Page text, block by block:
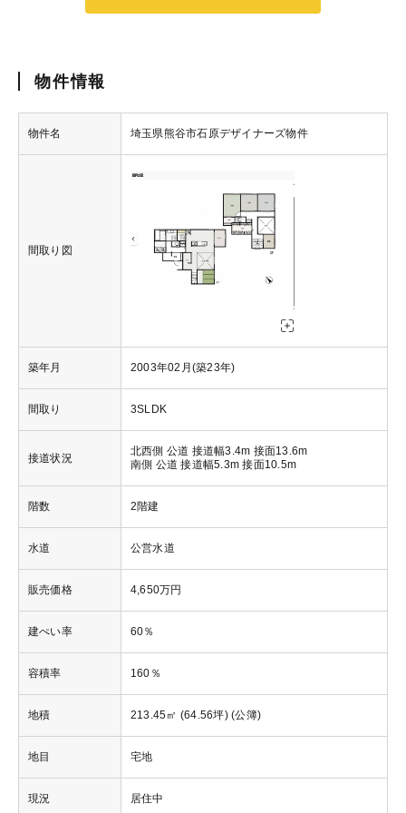
物件情報
物件名 埼玉県熊谷市石原デザイナーズ物件
間取り図
築年月 2003年02月(築23年)
間取り 3SLDK
接道状況
北西側 公道 接道幅3.4m 接面13.6m
南側 公道 接道幅5.3m 接面10.5m
階数 2階建
水道 公営水道
販売価格 4,650万円
建ぺい率 60％
容積率 160％
地積 213.45㎡ (64.56坪) (公簿)
地目 宅地
現況 居住中